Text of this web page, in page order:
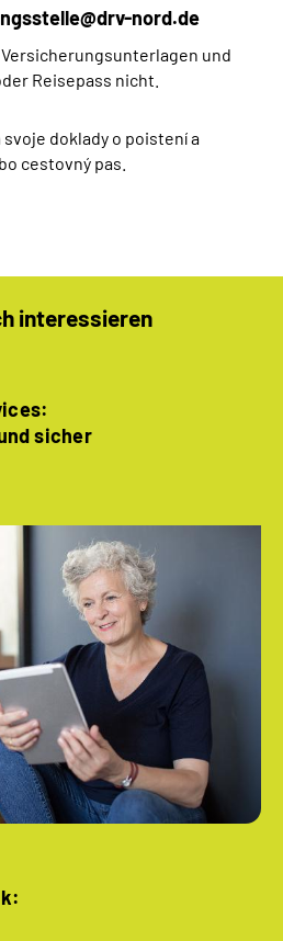
nord.de
und
Reisepass nicht.
doklady o poistení a
cestovný pas.
interessieren
sicher